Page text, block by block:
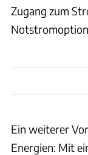
Zugang zum
Ein weiterer
Energien: Mit